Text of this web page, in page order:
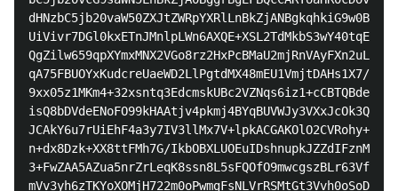
qA75FBUOYxKudcreUaeWD2LlPgtdMX48mEU1VmjtDAHs1X7/
n+dx8Dzk+XX8ttFMh7G/